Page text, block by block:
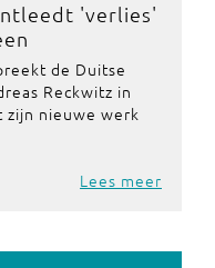
'verlies'
de Duitse
Reckwitz in
zijn nieuwe werk
Lees meer